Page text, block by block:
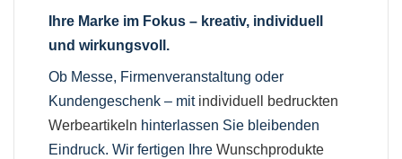
Ihre Marke im Fokus – kreativ, individuell
und wirkungsvoll.
Ob Messe, Firmenveranstaltung oder
Kundengeschenk – mit individuell bedruckten
Werbeartikeln hinterlassen Sie bleibenden
Eindruck. Wir fertigen IhreWunschprodukte